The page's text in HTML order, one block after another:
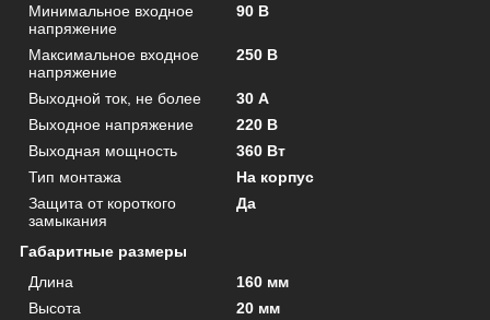
Минимальное входное
напряжение
90 В
Максимальное входное
напряжение
250 В
Выходной ток, не более
30 А
Выходное напряжение
220 В
Выходная мощность
360 Вт
Тип монтажа
На корпус
Защита от короткого
замыкания
Да
Габаритные размеры
Длина
160 мм
Высота
20 мм